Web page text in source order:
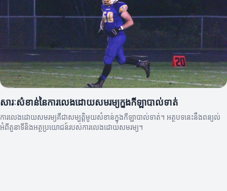
សារៈសំខាន់នៃការលេងដោយសមរម្យក្នុងកីឡាបាល់ទាត់
ការលេងដោយសមរម្យគឺជាសម្បត្តិមួយសំខាន់ក្នុងកីឡាបាល់ទាត់។ អត្ថបទនេះនឹងពន្យល់
អំពីតួនាទីនិងអត្ថប្រយោជន៍របស់ការលេងដោយសមរម្យ។